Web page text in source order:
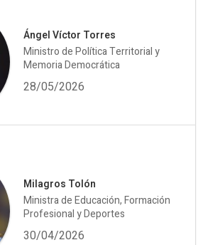
Ángel Víctor Torres
Ministro de Política Territorial y
Memoria Democrática
28/05/2026
Milagros Tolón
Ministra de Educación, Formación
Profesional y Deportes
30/04/2026